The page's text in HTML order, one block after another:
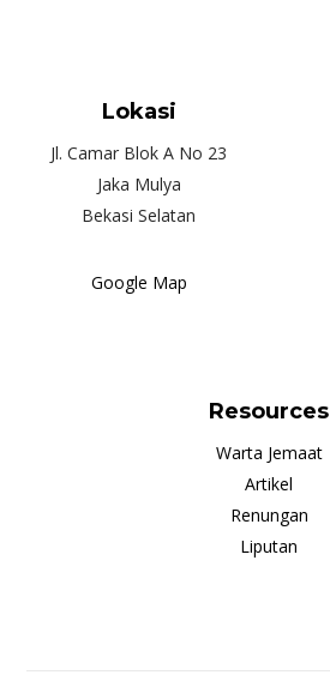
Lokasi
Jl. Camar Blok A No 23
Jaka Mulya
Bekasi Selatan
Google Map
Resources
Warta Jemaat
Artikel
Renungan
Liputan